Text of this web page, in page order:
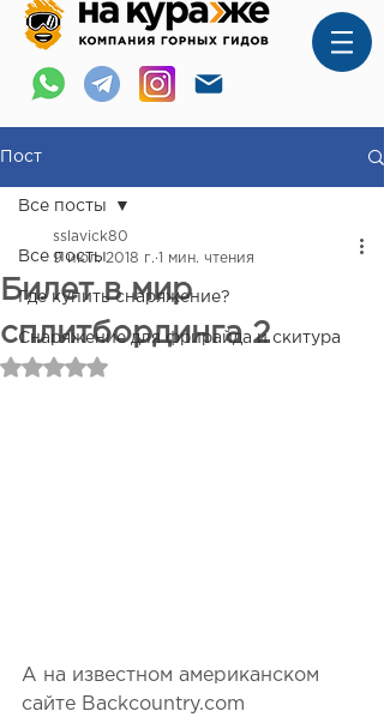
Пост
Все посты
Где купить снаряжение?
Снаряжение для фрирайда и скитура
Все посты
Билет в мир
сплитбординга 2
sslavick80
9 июл. 2018 г. 1 мин. чтения
Оценка: не число из 5 звезд.
А на известном американском
сайте Backcountry.com